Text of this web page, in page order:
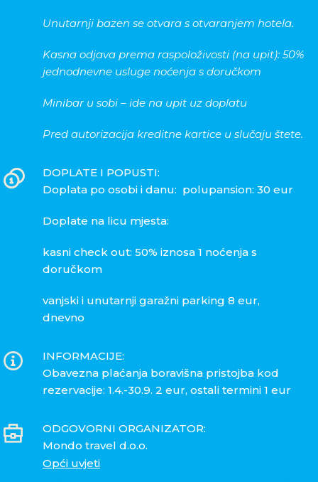
Unutarnji bazen se otvara s otvaranjem hotela.
Kasna odjava prema raspoloživosti (na upit): 50%
jednodnevne usluge noćenja s doručkom
Minibar u sobi – ide na upit uz doplatu
Pred autorizacija kreditne kartice u slučaju štete.
DOPLATE I POPUSTI:
Doplata po osobi i danu: polupansion: 30 eur
Doplate na licu mjesta:
kasni check out: 50% iznosa 1 noćenja s
doručkom
vanjski i unutarnji garažni parking 8 eur,
dnevno
INFORMACIJE:
Obavezna plaćanja boravišna pristojba kod
rezervacije: 1.4.-30.9. 2 eur, ostali termini 1 eur
ODGOVORNI ORGANIZATOR:
Mondo travel d.o.o.
Opći uvjeti